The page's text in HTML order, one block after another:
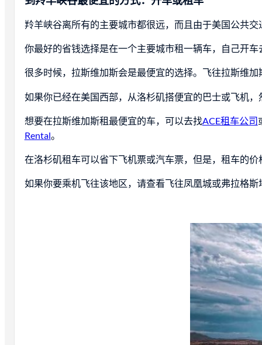
羚羊峡谷离所有的主要城市都很远，而且由于美国公共
你最好的省钱选择是在一个主要城市租一辆车，自己开车
很多时候，拉斯维加斯会是最便宜的选择。飞往拉斯维
如果你已经在美国西部，从洛杉矶搭便宜的巴士或飞机
想要在拉斯维加斯租最便宜的车，可以去找ACE租车公司
Rental。
在洛杉矶租车可以省下飞机票或汽车票，但是，租车的
如果你要乘机飞往该地区，请查看飞往凤凰城或弗拉格